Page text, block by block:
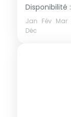
Disponibilité :
Jan Fév Mar
Déc